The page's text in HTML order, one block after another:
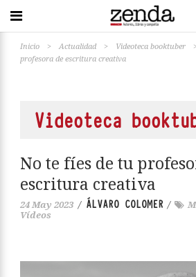
Inicio > Actualidad > Videoteca booktuber >
profesora de escritura creativa
Videoteca
No te fíes de tu
escritura creativa
24 May 2023 / ÁLVARO COLOMER /
Vídeos